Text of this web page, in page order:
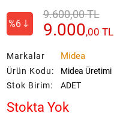
%6
9.600,00 TL
9.000,00 TL
Markalar Midea
Ürün Kodu:
Midea Üretimi
Stok Birim:
ADET
Stokta Yok